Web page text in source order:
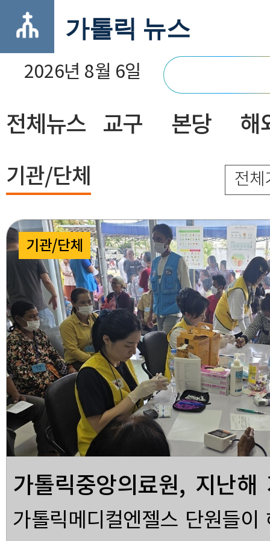
가톨릭 뉴스
2026년 8월 6일
닫기
전체뉴스 교구 본당 해
기관/단체 전체
기관/단체
가톨릭중앙의료원, 지난
원…''사랑 나눔'' 실천
가톨릭메디컬엔젤스 단원들이